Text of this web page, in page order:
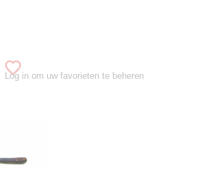
Log in om uw favorieten te beheren